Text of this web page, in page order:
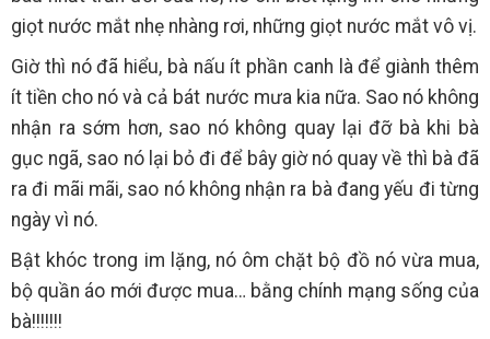
giọt nước mắt nhẹ nhàng rơi, những giọt nước mắt vô vị.
Giờ thì nó đã hiểu, bà nấu ít phần canh là để giành thêm
ít tiền cho nó và cả bát nước mưa kia nữa. Sao nó không
nhận ra sớm hơn, sao nó không quay lại đỡ bà khi bà
gục ngã, sao nó lại bỏ đi để bây giờ nó quay về thì bà đã
ra đi mãi mãi, sao nó không nhận ra bà đang yếu đi từng
ngày vì nó.
Bật khóc trong im lặng, nó ôm chặt bộ đồ nó vừa mua,
bộ quần áo mới được mua… bằng chính mạng sống của
bà!!!!!!!